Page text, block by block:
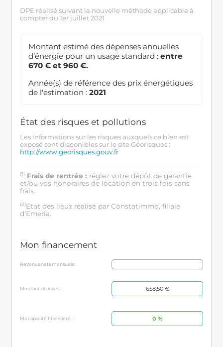
DPE réalisé suivant la nouvelle méthode applicable à
compter du 1er juillet 2021
Montant estimé des dépenses annuelles
d’énergie pour un usage standard : entre
670 € et 960 €.
Année(s) de référence des prix énergétiques
de l'estimation : 2021
État des risques et pollutions
Les informations sur les risques auxquels ce bien est
exposé sont disponibles sur le site Géorisques :
http://www.georisques.gouv.fr
(1) Frais de rentrée : réglez votre dépôt de garantie
et/ou vos honoraires de location en trois fois sans
frais.
(2)Etat des lieux réalisé par Constatimmo, filiale
d’Emeria.
Mon financement
Revenus nets mensuels :
Montant du loyer : 658,50 €
Ma capacité financière : : 0 %